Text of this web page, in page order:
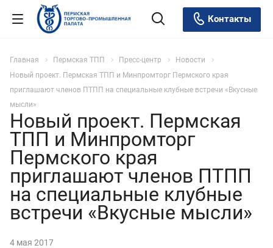
Контакты
Главная Пермская ТПП Пресс-центр
Новости
Новый проект. Пермская ТПП и Минпромторг Пермского края
приглашают членов ПТПП на специальные клубные встречи «Вкусные
мысли»
Новый проект. Пермская
ТПП и Минпромторг
Пермского края
приглашают членов ПТПП
на специальные клубные
встречи «Вкусные мысли»
4 мая 2017